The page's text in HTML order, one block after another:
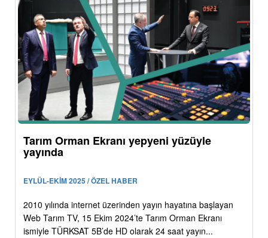
Tarım Orman Ekranı yepyeni yüzüyle
yayında
EYLÜL-EKİM 2025 / ÖZEL HABER
2010 yılında internet üzerinden yayın hayatına başlayan
Web Tarım TV, 15 Ekim 2024’te Tarım Orman Ekranı
ismiyle TÜRKSAT 5B’de HD olarak 24 saat yayın...